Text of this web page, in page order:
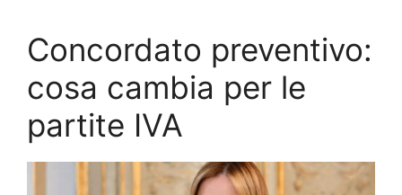
Concordato preventivo:
cosa cambia per le
partite IVA